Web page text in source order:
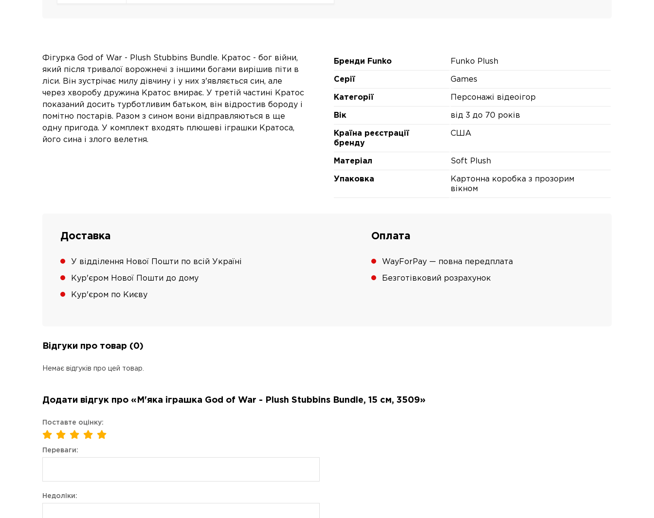
Фігурка God of War - Plush Stubbins Bundle. Кратос - бог війни,
який після тривалої ворожнечі з іншими богами вирішив піти в
ліси. Він зустрічає милу дівчину і у них з'являється син, але
через хворобу дружина Кратос вмирає. У третій частині Кратос
показаний досить турботливим батьком, він відростив бороду і
помітно постарів. Разом з сином вони відправляються в ще
одну пригода. У комплект входять плюшеві іграшки Кратоса,
його сина і злого велетня.
Бренди Funko Funko Plush
Серії Games
Категорії Персонажі відеоігор
Вік від 3 до 70 років
Країна реєстрації
бренду
США
Матеріал Soft Plush
Упаковка
Картонна коробка з прозорим
вікном
Доставка
У відділення Нової Пошти по всій Україні
Кур'єром Нової Пошти до дому
Кур'єром по Києву
Оплата
WayForPay — повна передплата
Безготівковий розрахунок
Відгуки про товар (0)
Немає відгуків про цей товар.
Додати відгук про «М'яка іграшка God of War - Plush Stubbins Bundle, 15 см, 3509»
Поставте оцінку:
Переваги:
Недоліки: